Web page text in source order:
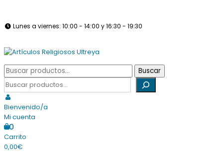
contenido
Lunes a viernes: 10:00 - 14:00 y 16:30 - 19:30
Artículos Religiosos Ultreya
Tienda online dedicada a la venta de todo tipo de artículos
religiosos
Buscar
por:
Buscar
Buscar
Bienvenido/a
Mi cuenta
0
Carrito
0,00€